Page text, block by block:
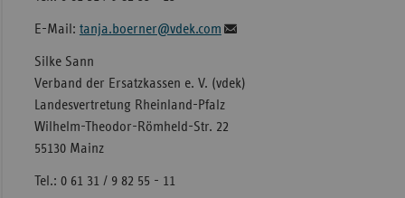
E-Mail: tanja.boerner@vdek.com
Silke Sann
Verband der Ersatzkassen e. V. (vdek)
Landesvertretung Rheinland-Pfalz
Wilhelm-Theodor-Römheld-Str. 22
55130 Mainz
Tel.: 0 61 31 / 9 82 55 - 11